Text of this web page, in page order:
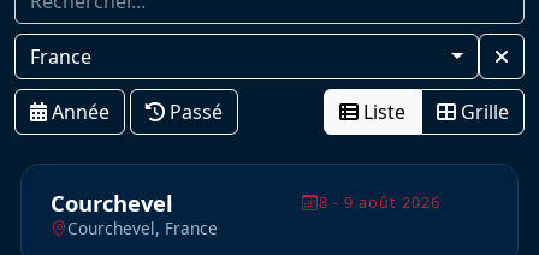
France
Année Passé Liste Grille
8 - 9 août 2026
Courchevel
Courchevel, France